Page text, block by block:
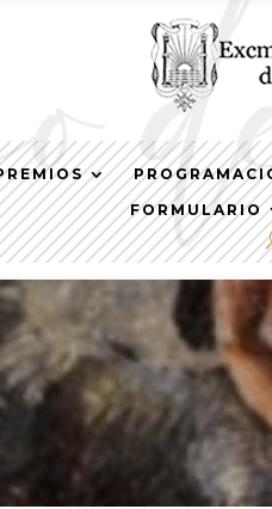
FORMULARIO